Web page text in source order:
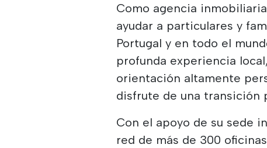
Como agencia
ayudar a particulares y
Portugal y en todo el
profunda experiencia
orientación altamente
disfrute de una transición
Con el apoyo de su sede
red de más de 300